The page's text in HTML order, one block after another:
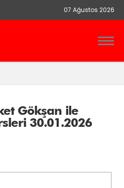
07 Ağustos 2026
Gökşan ile
30.01.2026